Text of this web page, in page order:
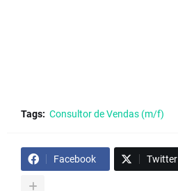
Tags: Consultor de Vendas (m/f)
Facebook Twitter